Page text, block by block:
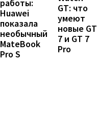
работы:
Huawei
показала
необычный
MateBook
Pro S
GT: что
умеют
новые GT
7 и GT 7
Pro